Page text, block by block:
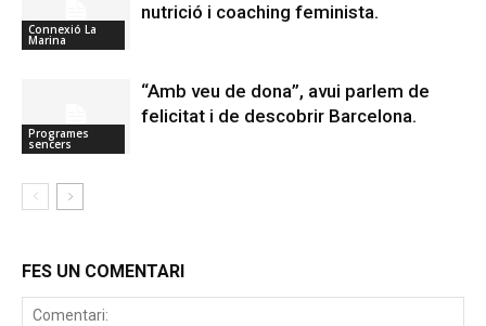
Connexió La
Marina
nutrició i coaching feminista.
Programes
sencers
“Amb veu de dona”, avui parlem de
felicitat i de descobrir Barcelona.
FES UN COMENTARI